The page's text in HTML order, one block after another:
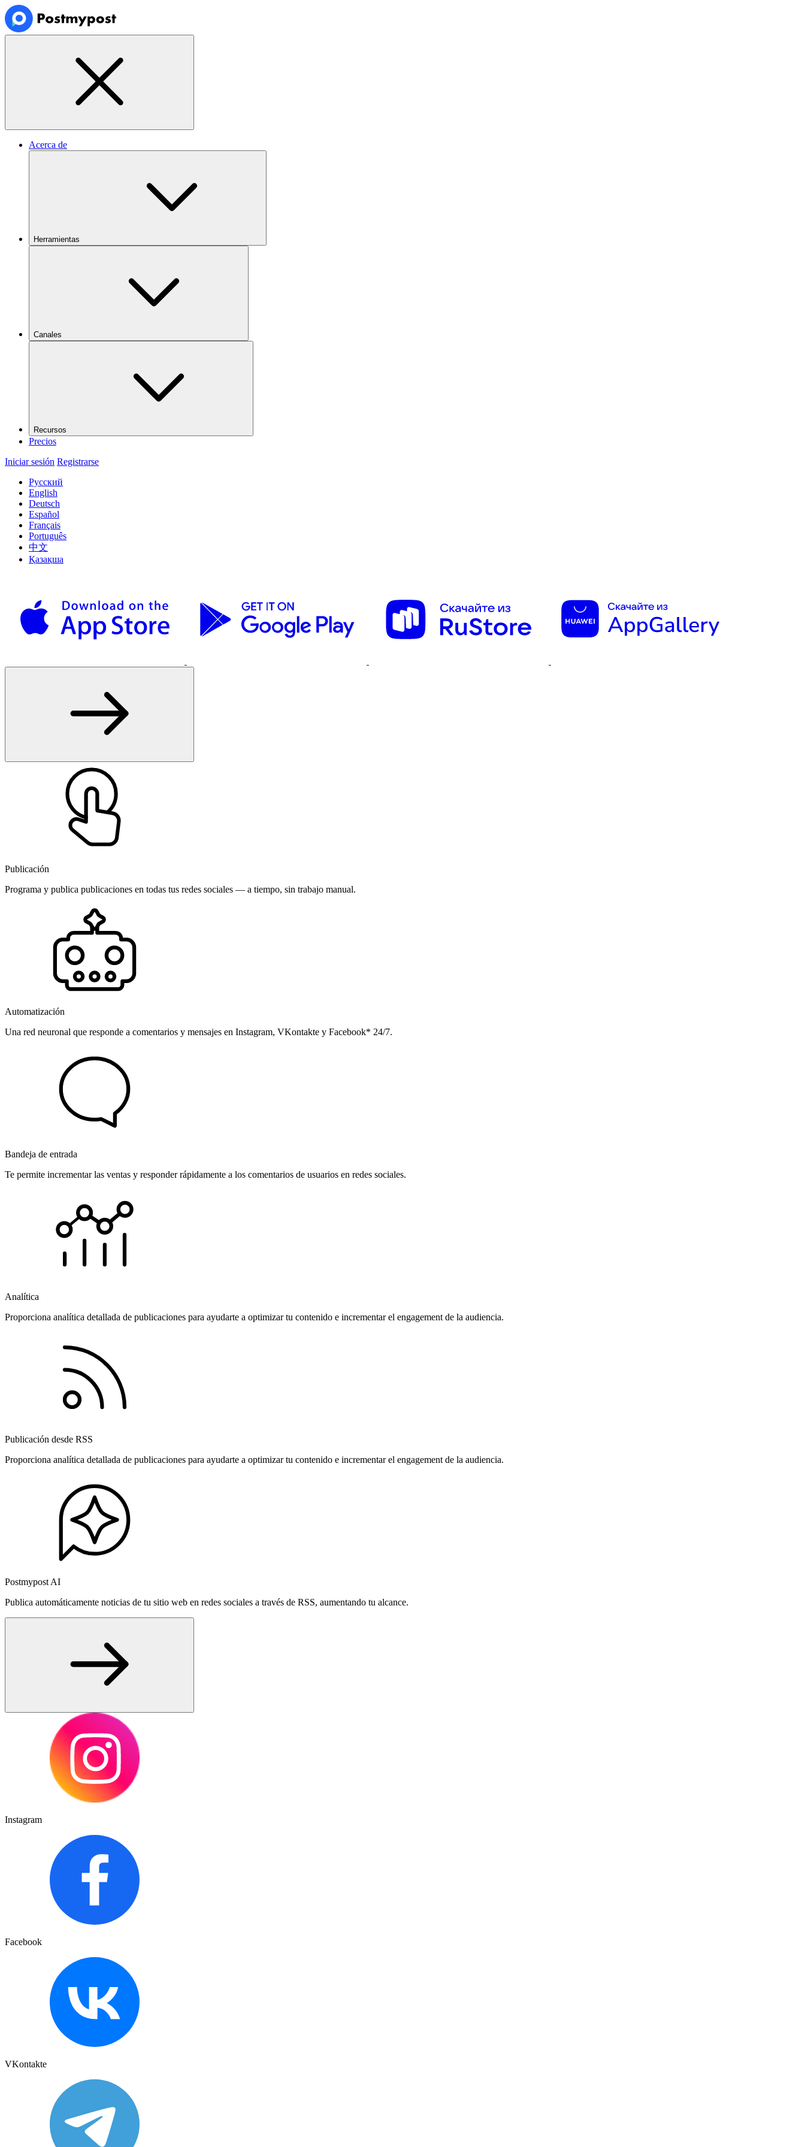
Acerca de
Herramientas
Canales
Recursos
Precios
Iniciar sesión Registrarse
Русский
English
Deutsch
Español
Français
Português
中文
Қазақша
Publicación
Programa y publica publicaciones en todas tus redes sociales — a tiempo, sin trabajo manual.
Automatización
Una red neuronal que responde a comentarios y mensajes en Instagram, VKontakte y Facebook* 24/7.
Bandeja de entrada
Te permite incrementar las ventas y responder rápidamente a los comentarios de usuarios en redes sociales.
Analítica
Proporciona analítica detallada de publicaciones para ayudarte a optimizar tu contenido e incrementar el engagement de la audiencia.
Publicación desde RSS
Proporciona analítica detallada de publicaciones para ayudarte a optimizar tu contenido e incrementar el engagement de la audiencia.
Postmypost AI
Publica automáticamente noticias de tu sitio web en redes sociales a través de RSS, aumentando tu alcance.
Instagram
Facebook
VKontakte